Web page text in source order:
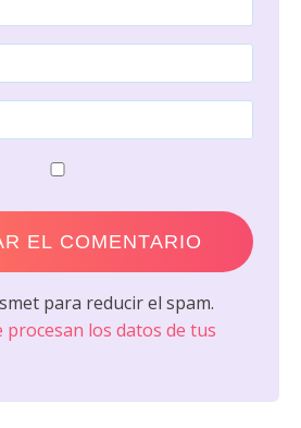
para reducir el spam.
procesan los datos de tus